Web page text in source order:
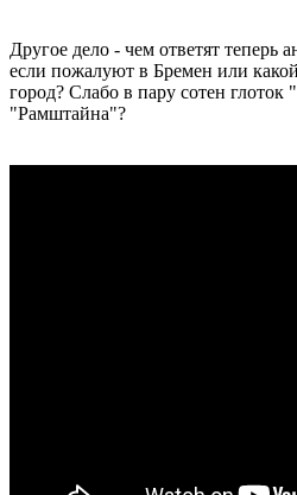
Другое дело - чем ответят теперь
если пожалуют в Бремен или
город? Слабо в пару сотен глоток
"Рамштайна"?